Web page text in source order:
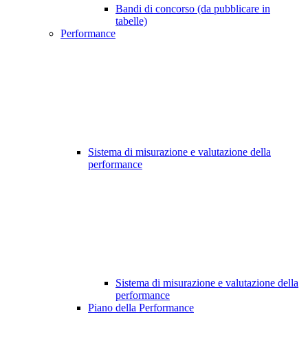
Bandi di concorso (da pubblicare in
tabelle)
Performance
Sistema di misurazione e valutazione della
performance
Sistema di misurazione e valutazione della
performance
Piano della Performance